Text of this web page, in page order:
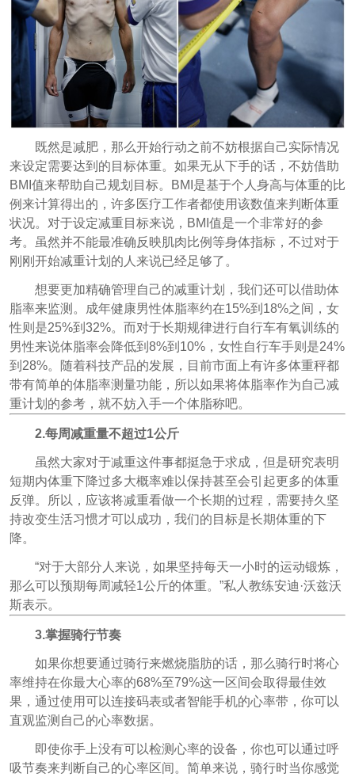
既然是减肥，那么开始行动之前不妨根据自己实际情况
来设定需要达到的目标体重。如果无从下手的话，不妨借助
BMI值来帮助自己规划目标。BMI是基于个人身高与体重的比
例来计算得出的，许多医疗工作者都使用该数值来判断体重
状况。对于设定减重目标来说，BMI值是一个非常好的参
考。 虽然并不能最准确反映肌肉比例等身体指标，不过对于
刚刚开始减重计划的人来说已经足够了。
想要更加精确管理自己的减重计划，我们还可以借助体
脂率来监测。 成年健康男性体脂率约在15%到18%之间，女
性则是25%到32%。而对于长期规律进行自行车有氧训练的
男性来说体脂率会降低到8%到10%，女性自行车手则是24%
到28%。
随着科技产品的发展，目前市面上有许多体重秤都
带有简单的体脂率测量功能，所以如果将体脂率作为自己减
重计划的参考，就不妨入手一个体脂称吧。
2.每周减重量不超过1公斤
虽然大家对于减重这件事都挺急于求成，但是研究表明
短期内体重下降过多大概率难以保持甚至会引起更多的体重
反弹。所以，应该将减重看做一个长期的过程，需要持久坚
持改变生活习惯才可以成功，我们的目标是长期体重的下
降。
“对于大部分人来说，如果坚持每天一小时的运动锻炼，
那么可以预期每周减轻1公斤的体重。”私人教练安迪·沃兹沃
斯表示。
3.掌握骑行节奏
如果你想要通过骑行来燃烧脂肪的话，那么骑行时将心
率维持在你最大心率的68%至79%这一区间会取得最佳效
果，通过使用可以连接码表或者智能手机的心率带，你可以
直观监测自己的心率数据。
即使你手上没有可以检测心率的设备，你也可以通过呼
吸节奏来判断自己的心率区间。简单来说，骑行时当你感觉